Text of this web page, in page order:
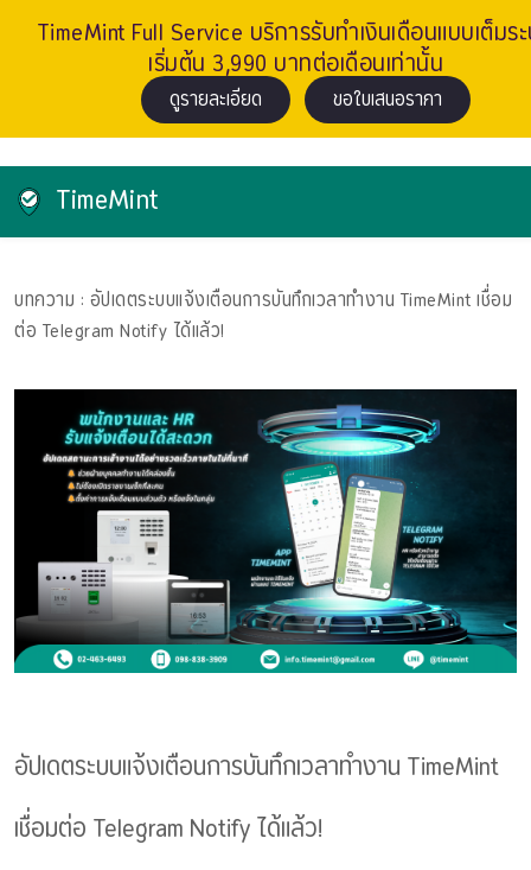
TimeMint Full Service บริการรับทำเงินเดือนแบบเต็มร
เริ่มต้น 3,990 บาทต่อเดือนเท่านั้น
ดูรายละเอียด ขอใบเสนอราคา
TimeMint
บทความ : อัปเดตระบบแจ้งเตือนการบันทึกเวลาทำงาน TimeMint เชื่อม
ต่อ Telegram Notify ได้แล้ว!
อัปเดตระบบแจ้งเตือนการบันทึกเวลาทำงาน TimeMint
เชื่อมต่อ Telegram Notify ได้แล้ว!